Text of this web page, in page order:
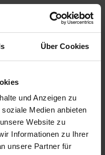
Über Cookies
und Anzeigen zu
Medien anbieten
Website zu
Informationen zu Ihrer
unsere Partner für